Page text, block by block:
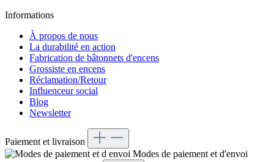
Informations
À propos de nous
La durabilité en action
Fabrication de bâtonnets d'encens
Grossiste en encens
Réclamation/Retour
Influenceur social
Blog
Newsletter
Paiement et livraison
Modes de paiement et d'envoi